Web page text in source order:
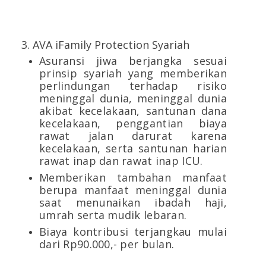
3. AVA iFamily Protection Syariah
Asuransi jiwa berjangka sesuai
prinsip syariah yang memberikan
perlindungan terhadap risiko
meninggal dunia, meninggal dunia
akibat kecelakaan, santunan dana
kecelakaan, penggantian biaya
rawat jalan darurat karena
kecelakaan, serta santunan harian
rawat inap dan rawat inap ICU.
Memberikan tambahan manfaat
berupa manfaat meninggal dunia
saat menunaikan ibadah haji,
umrah serta mudik lebaran.
Biaya kontribusi terjangkau mulai
dari Rp90.000,- per bulan.